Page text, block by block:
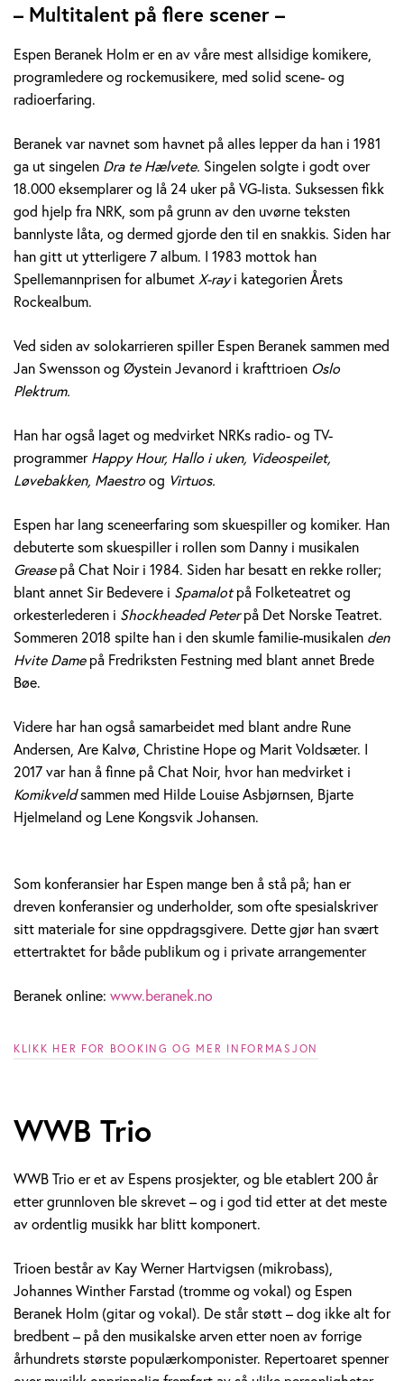
p
e
n
B
e
r
a
n
e
k
H
o
l
m
– Multitalent på flere scener –
Espen Beranek Holm er en av våre mest allsidige komikere,
programledere og rockemusikere, med solid scene- og
radioerfaring.
Beranek var navnet som havnet på alles lepper da han i 1981
ga ut singelen Dra te Hælvete. Singelen solgte i godt over
18.000 eksemplarer og lå 24 uker på VG-lista. Suksessen fikk
god hjelp fra NRK, som på grunn av den uvørne teksten
bannlyste låta, og dermed gjorde den til en snakkis. Siden har
han gitt ut ytterligere 7 album. I 1983 mottok han
Spellemannprisen for albumetX-rayi kategorien Årets
Rockealbum.
Ved siden av solokarrieren spiller Espen Beranek sammen med
Jan Swensson og Øystein Jevanord i krafttrioen Oslo
Plektrum.
Han har også laget og medvirket NRKs radio- og TV-
programmerHappy Hour, Hallo i uken, Videospeilet,
Løvebakken, Maestroog Virtuos.
Espen har lang sceneerfaring som skuespiller og komiker. Han
debuterte som skuespiller i rollen som Danny i musikalen
Greasepå Chat Noir i 1984. Siden har besatt en rekke roller;
blant annet Sir Bedevere i Spamalotpå Folketeatret og
orkesterlederen i Shockheaded Peterpå Det Norske Teatret.
Sommeren 2018 spilte han i den skumle familie-musikalen den
Hvite Damepå Fredriksten Festning med blant annet Brede
Bøe.
Videre har han også samarbeidet med blant andre Rune
Andersen, Are Kalvø, Christine Hope og Marit Voldsæter. I
2017 var han å finne på Chat Noir, hvor han medvirket i
Komikveldsammen med Hilde Louise Asbjørnsen, Bjarte
Hjelmeland og Lene Kongsvik Johansen.
Som konferansier har Espen mange ben å stå på; han er
dreven konferansier og underholder, som ofte spesialskriver
sitt materiale for sine oppdragsgivere. Dette gjør han svært
ettertraktet for både publikum og i private arrangementer
Beranek online: www.beranek.no
KLIKK HER FOR BOOKING OG MER INFORMASJON
WWB Trio
WWB Trio er et av Espens prosjekter, og ble etablert 200 år
etter grunnloven ble skrevet – og i god tid etter at det meste
av ordentlig musikk har blitt komponert.
Trioen består av Kay Werner Hartvigsen (mikrobass),
Johannes Winther Farstad (tromme og vokal) og Espen
Beranek Holm (gitar og vokal). De står støtt – dog ikke alt for
bredbent – på den musikalske arven etter noen av forrige
århundrets største populærkomponister. Repertoaret spenner